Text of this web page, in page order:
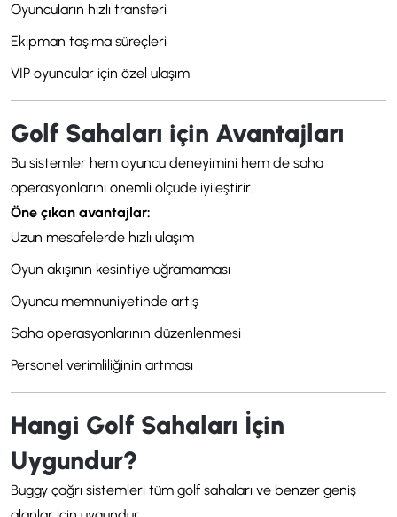
Oyuncuların hızlı transferi
Ekipman taşıma süreçleri
VIP oyuncular için özel ulaşım
Golf Sahaları için Avantajları
Bu sistemler hem oyuncu deneyimini hem de saha
operasyonlarını önemli ölçüde iyileştirir.
Öne çıkan avantajlar:
Uzun mesafelerde hızlı ulaşım
Oyun akışının kesintiye uğramaması
Oyuncu memnuniyetinde artış
Saha operasyonlarının düzenlenmesi
Personel verimliliğinin artması
Hangi Golf Sahaları İçin
Uygundur?
Buggy çağrı sistemleri tüm golf sahaları ve benzer geniş